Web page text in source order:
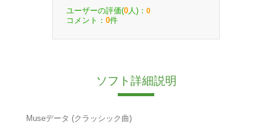
ユーザーの評価(0 人)： 0
コメント： 0件
ソフト詳細説明
Museデータ (クラッシック曲)